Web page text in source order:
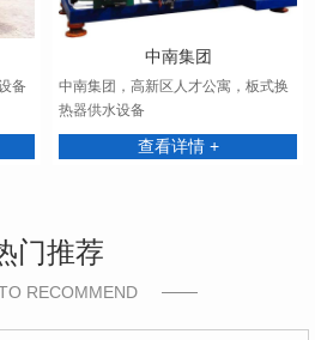
备
中南集团
中南集团，高新区人才公寓，板式换
热器供水设备
查看详情 +
门推荐
RECOMMEND